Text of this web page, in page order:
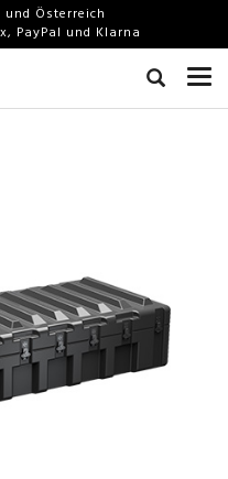
Österreich
PayPal und Klarna